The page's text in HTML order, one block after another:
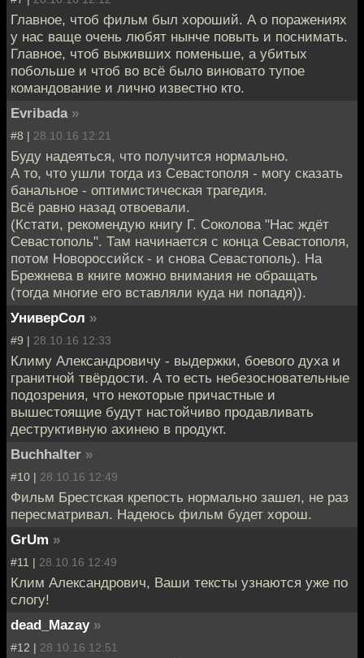
Главное, чтоб фильм был хороший. А о поражениях
у нас ваще очень любят нынче повыть и поснимать.
Главное, чтоб выживших поменьше, а убитых
побольше и чтоб во всё было виновато тупое
командование и лично известно кто.
Evribada »
#8 | 28.10.16 12:21
Буду надеяться, что получится нормально.
А то, что ушли тогда из Севастополя - могу сказать
банальное - оптимистическая трагедия.
Всё равно назад отвоевали.
(Кстати, рекомендую книгу Г. Соколова "Нас ждёт
Севастополь". Там начинается с конца Севастополя,
потом Новороссийск - и снова Севастополь). На
Брежнева в книге можно внимания не обращать
(тогда многие его вставляли куда ни попадя)).
УниверСол »
#9 | 28.10.16 12:33
Климу Александровичу - выдержки, боевого духа и
гранитной твёрдости. А то есть небезосновательные
подозрения, что некоторые причастные и
вышестоящие будут настойчиво продавливать
деструктивную ахинею в продукт.
Buchhalter »
#10 | 28.10.16 12:49
Фильм Брестская крепость нормально зашел, не раз
пересматривал. Надеюсь фильм будет хорош.
GrUm »
#11 | 28.10.16 12:49
Клим Александрович, Ваши тексты узнаются уже по
слогу!
dead_Mazay »
#12 | 28.10.16 12:51